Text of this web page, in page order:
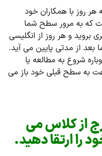
هر روز با همکاران خود
که به مرور سطح شما
بروید و هر روز از انگلیسی
بعد از مدتی پایین می آید.
شروع به مطالعه یا
به سطح قبلی خود باز می
از کلاس می
را ارتقا دهید.